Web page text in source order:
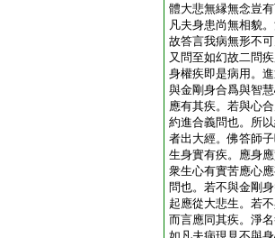
體大悲無縁無念豈
凡夫身患尚無相貌
故答言我病無形不
又問至如幻故二問
身權疾即是病用。
與金剛身合爲與智
應有其疾。若與心
約進合義問也。所
者出大經。佛答師
生身實有疾。應身
衆生心有實苦應心
問也。若不與金剛
起應從大悲生。若
而言應同其疾。淨